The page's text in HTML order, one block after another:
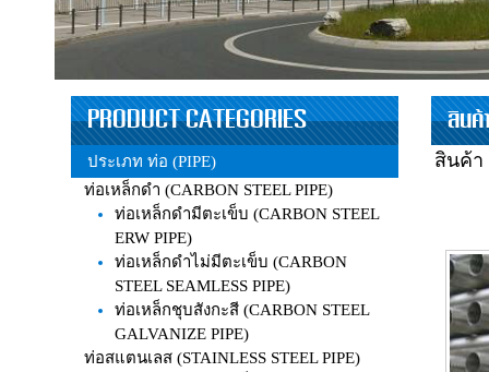
PRODUCT CATEGORIES
ประเภท ท่อ (PIPE)
ท่อเหล็กดำ (CARBON STEEL PIPE)
ท่อเหล็กดำมีตะเข็บ (CARBON STEEL
ERW PIPE)
ท่อเหล็กดำไม่มีตะเข็บ (CARBON
STEEL SEAMLESS PIPE)
ท่อเหล็กชุบสังกะสี (CARBON STEEL
GALVANIZE PIPE)
ท่อสแตนเลส (STAINLESS STEEL PIPE)
สินค้
สินค้า